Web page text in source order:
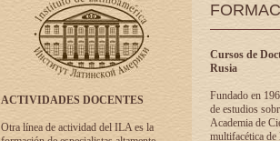
ACTIVIDADES DOCENTES
Otra línea de actividad del ILA es la
Cursos de
Rusia
Fundado en
de estudios
Academia de
multifacética de